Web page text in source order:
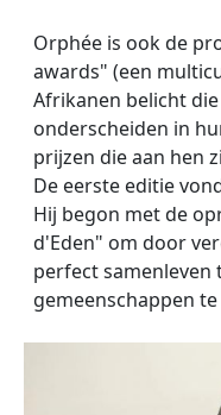
Orphée is ook de
awards" (een
Afrikanen belicht
onderscheiden in
prijzen die aan hen
De eerste editie
Hij begon met de
d'Eden" om door
perfect samenleven
gemeenschappen